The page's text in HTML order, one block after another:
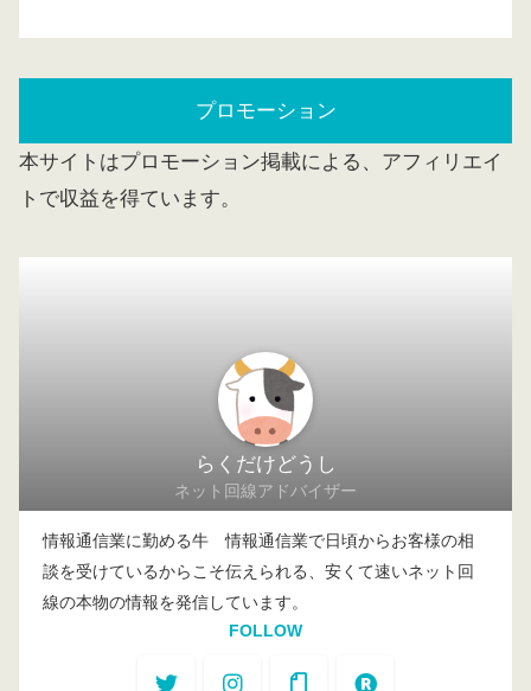
プロモーション
本サイトはプロモーション掲載による、アフィリエイ
トで収益を得ています。
らくだけどうし
ネット回線アドバイザー
情報通信業に勤める牛 情報通信業で日頃からお客様の相
談を受けているからこそ伝えられる、安くて速いネット回
線の本物の情報を発信しています。
FOLLOW